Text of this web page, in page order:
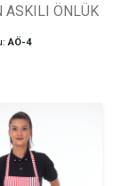
ASKILI ÖNLÜK
AÖ-4